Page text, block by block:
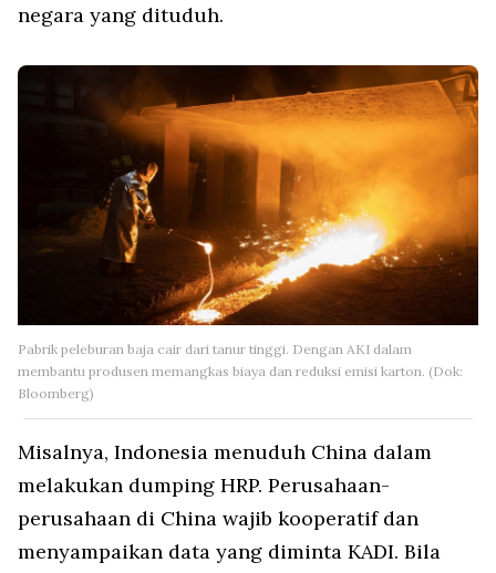
negara yang dituduh.
Pabrik peleburan baja cair dari tanur tinggi. Dengan AKI dalam
membantu produsen memangkas biaya dan reduksi emisi karton. (Dok:
Bloomberg)
Misalnya, Indonesia menuduh China dalam
melakukan dumping HRP. Perusahaan-
perusahaan di China wajib kooperatif dan
menyampaikan data yang diminta KADI. Bila